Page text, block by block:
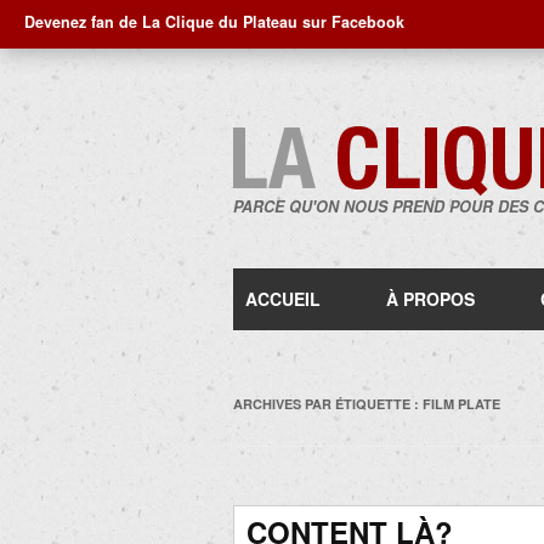
Devenez fan de La Clique du Plateau sur Facebook
PARCE QU'ON NOUS PREND POUR DES
ACCUEIL À PROPOS
ARCHIVES PAR ÉTIQUETTE : FILM PLATE
CONTENT LÀ?